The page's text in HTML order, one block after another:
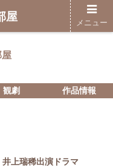
屋
観劇 作品情報
上瑞稀出演ドラマ
屋 メニュー